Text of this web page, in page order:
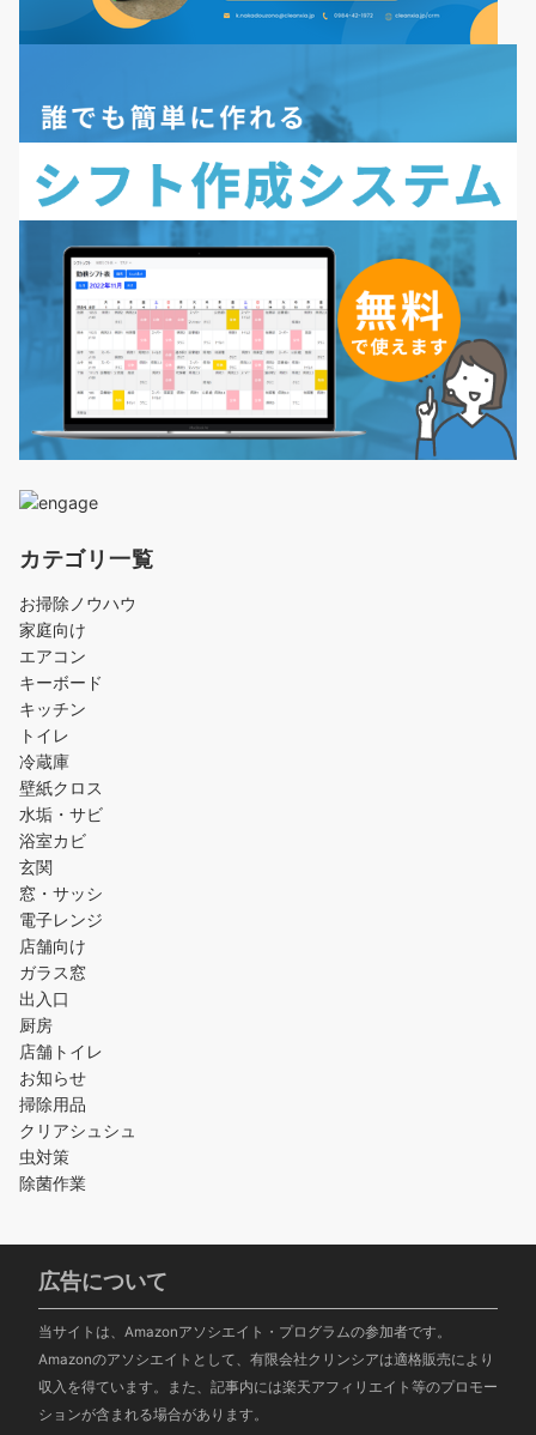
カテゴリ一覧
お掃除ノウハウ
家庭向け
エアコン
キーボード
キッチン
トイレ
冷蔵庫
壁紙クロス
水垢・サビ
浴室カビ
玄関
窓・サッシ
電子レンジ
店舗向け
ガラス窓
出入口
厨房
店舗トイレ
お知らせ
掃除用品
クリアシュシュ
虫対策
除菌作業
広告について
当サイトは、Amazonアソシエイト・プログラムの参加者です。
Amazonのアソシエイトとして、有限会社クリンシアは適格販売により
収入を得ています。また、記事内には楽天アフィリエイト等のプロモー
ションが含まれる場合があります。